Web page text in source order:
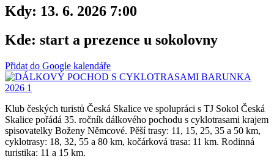
Kdy: 13. 6. 2026 7:00
Kde: start a prezence u sokolovny
Přidat do Google kalendáře
Klub českých turistů Česká Skalice ve spolupráci s TJ Sokol Česká
Skalice pořádá 35. ročník dálkového pochodu s cyklotrasami krajem
spisovatelky Boženy Němcové. Pěší trasy: 11, 15, 25, 35 a 50 km,
cyklotrasy: 18, 32, 55 a 80 km, kočárková trasa: 11 km. Rodinná
turistika: 11 a 15 km.